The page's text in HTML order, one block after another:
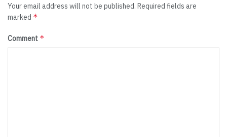
Your email address will not be published. Required fields are
marked *
Comment *